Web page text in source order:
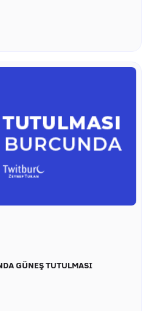
GÜNEŞ TUTULMASI